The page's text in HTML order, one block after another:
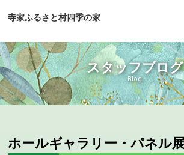
寺家ふるさと村四季の家
スタッフブログ
Blog
ホールギャラリー・パネル